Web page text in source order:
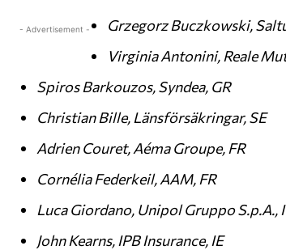
- Advertisement -
Grzegorz Buczkowski,
Virginia Antonini, Reale
Spiros Barkouzos, Syndea, GR
Christian Bille, Länsförsäkringar, SE
Adrien Couret, Aéma Groupe, FR
Cornélia Federkeil, AAM, FR
Luca Giordano, Unipol Gruppo S.p.A.,
John Kearns, IPB Insurance, IE